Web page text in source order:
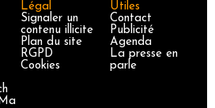
Légal
Signaler un
contenu illicite
Plan du site
RGPD
Cookies
Utiles
Contact
Publicité
Agenda
La presse en
parle